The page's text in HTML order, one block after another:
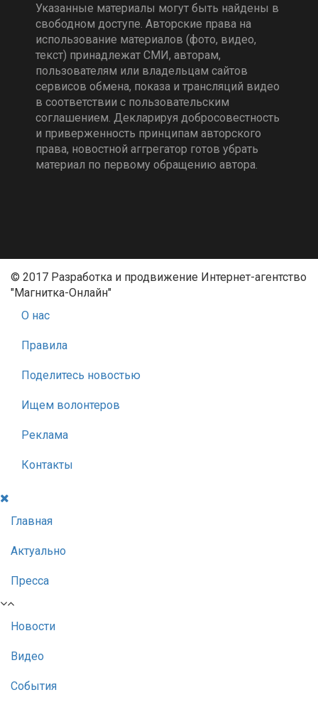
Указанные материалы могут быть найдены в
свободном доступе. Авторские права на
использование материалов (фото, видео,
текст) принадлежат СМИ, авторам,
пользователям или владельцам сайтов
сервисов обмена, показа и трансляций видео
в соответствии с пользовательским
соглашением. Декларируя добросовестность
и приверженность принципам авторского
права, новостной аггрегатор готов убрать
материал по первому обращению автора.
© 2017 Разработка и продвижение Интернет-агентство
"Магнитка-Онлайн"
О нас
Правила
Поделитесь новостью
Ищем волонтеров
Реклама
Контакты
Главная
Актуально
Пресса
Новости
Видео
События